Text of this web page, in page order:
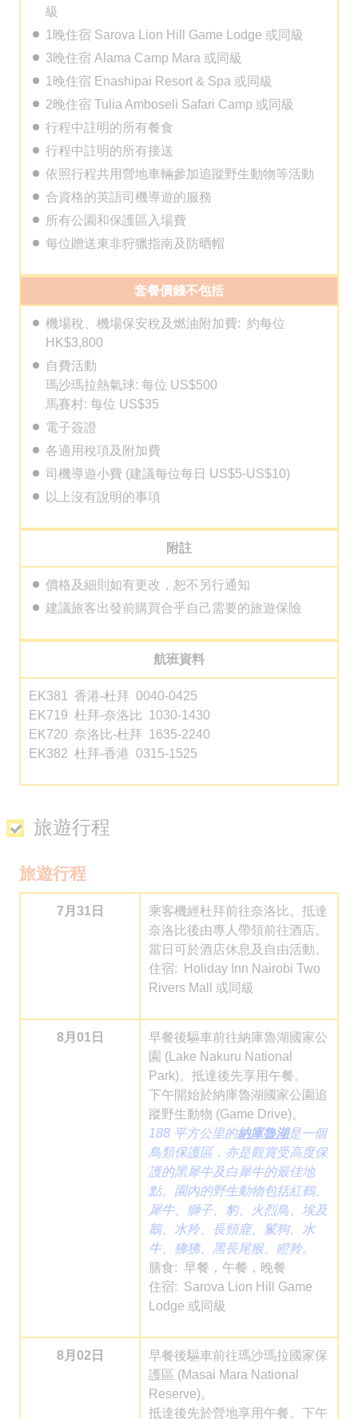
2926 1668(旺角)
級
1晚住宿 Sarova Lion Hill Game Lodge 或同級
3晚住宿 Alama Camp Mara 或同級
1晚住宿 Enashipai Resort & Spa 或同級
2晚住宿 Tulia Amboseli Safari Camp 或同級
行程中註明的所有餐食
行程中註明的所有接送
依照行程共用營地車輛參加追蹤野生動物等活動
合資格的英語司機導遊的服務
所有公園和保護區入場費
每位贈送東非狩獵指南及防晒帽
套餐價錢不包括
機場稅、機場保安稅及燃油附加費: 約每位
HK$3,800
自費活動
瑪沙瑪拉熱氣球: 每位 US$500
馬賽村: 每位 US$35
電子簽證
各適用稅項及附加費
司機導遊小費 (建議每位每日 US$5-US$10)
以上沒有說明的事項
附註
價格及細則如有更改，恕不另行通知
建議旅客出發前購買合乎自己需要的旅遊保險
航班資料
EK381 香港-杜拜 0040-0425
EK719 杜拜-奈洛比 1030-1430
EK720 奈洛比-杜拜 1635-2240
EK382 杜拜-香港 0315-1525
旅遊行程
旅遊行程
7月31日
乘客機經杜拜前往奈洛比。抵達
奈洛比後由專人帶領前往酒店。
當日可於酒店休息及自由活動。
住宿: Holiday Inn Nairobi Two
Rivers Mall 或同級
8月01日
早餐後驅車前往納庫魯湖國家公
園 (Lake Nakuru National
Park)。抵達後先享用午餐。
下午開始於納庫魯湖國家公園追
蹤野生動物 (Game Drive)。
188 平方公里的納庫魯湖是一個
鳥類保護區，亦是觀賞受高度保
護的黑犀牛及白犀牛的最佳地
點。園內的野生動物包括紅鶴、
犀牛、獅子、豹、火烈鳥、埃及
鵝、水羚、長頸鹿、鬣狗、水
牛、狒狒、黑長尾猴、瞪羚。
膳食: 早餐，午餐，晚餐
住宿: Sarova Lion Hill Game
Lodge 或同級
8月02日
早餐後驅車前往瑪沙瑪拉國家保
護區 (Masai Mara National
Reserve)。
抵達後先於營地享用午餐。下午